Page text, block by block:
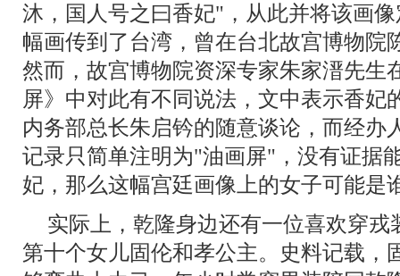
沐，国人号之曰香妃"，从此并将该画
幅画传到了台湾，曾在台北故宫博物院
然而，故宫博物院资深专家朱家溍先生
屏》中对此有不同说法，文中表示香妃
内务部总长朱启钤的随意谈论，而经办
记录只简单注明为"油画屏"，没有证据
妃，那么这幅宫廷画像上的女子可能是
实际上，乾隆身边还有一位喜欢穿
第十个女儿固伦和孝公主。史料记载，